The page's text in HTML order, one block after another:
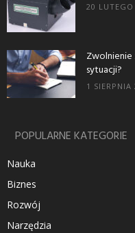
20 LUTEGO
Zwolnienie
sytuacji?
1 SIERPNIA
POPULARNE KATEGORIE
Nauka
Biznes
Rozwój
Narzędzia